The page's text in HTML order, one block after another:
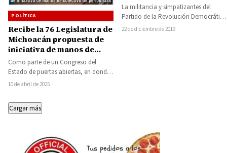
POLÍTICA
Recibe la 76 Legislatura de
Michoacán propuesta de
iniciativa de manos de
colectivo de periodistas
Como parte de un Congreso del
Estado de puertas abiertas, en donde
las y los diputados escuchan a…
10 de abril de 2025
La militancia y simpatizantes del
Partido de la Revolución Democrática
(PRD) de Huetamo, celebraron esta
22 de diciembre de 2019
Cargar más